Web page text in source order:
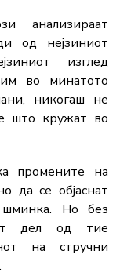
анализираат
од нејзиниот
изглед
во минатото
никогаш не
што кружат во
промените на
да се објаснат
Но без
дел од тие
на стручни